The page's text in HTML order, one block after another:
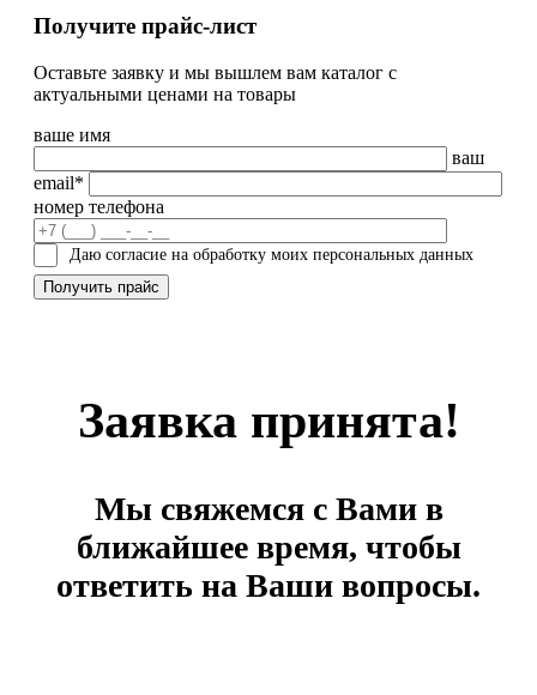
Получите прайс-лист
Оставьте заявку и мы вышлем вам каталог с
актуальными ценами на товары
ваше имя
ваш
email*
номер телефона
Даю согласие на обработку моих персональных данных
Заявка принята!
Мы свяжемся с Вами в
ближайшее время, чтобы
ответить на Ваши вопросы.